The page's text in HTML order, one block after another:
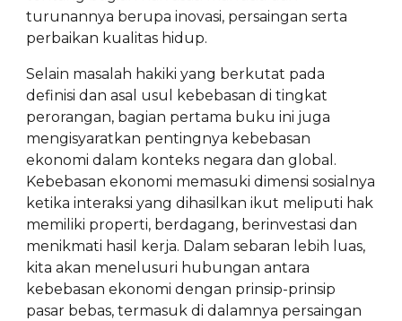
turunannya berupa inovasi, persaingan serta
perbaikan kualitas hidup.
Selain masalah hakiki yang berkutat pada
definisi dan asal usul kebebasan di tingkat
perorangan, bagian pertama buku ini juga
mengisyaratkan pentingnya kebebasan
ekonomi dalam konteks negara dan global.
Kebebasan ekonomi memasuki dimensi sosialnya
ketika interaksi yang dihasilkan ikut meliputi hak
memiliki properti, berdagang, berinvestasi dan
menikmati hasil kerja. Dalam sebaran lebih luas,
kita akan menelusuri hubungan antara
kebebasan ekonomi dengan prinsip-prinsip
pasar bebas, termasuk di dalamnya persaingan